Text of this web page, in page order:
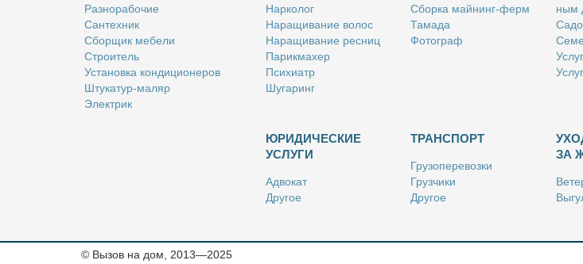
Раз­но­ра­бо­чие
Сан­тех­ник
Сбор­щик ме­бе­ли
Стро­и­тель
Уста­нов­ка кон­ди­ци­о­не­ров
Шту­ка­тур-ма­ляр
Элек­трик
Нар­ко­лог
На­ра­щи­ва­ние во­лос
На­ра­щи­ва­ние рес­ниц
Па­рик­махер
Пси­хи­атр
Шу­га­ринг
Сбор­ка май­нинг-ферм
Та­ма­да
Фо­то­граф
ным
ЮРИДИЧЕСКИЕ
УСЛУГИ
Адво­кат
Дру­гое
Ри­эл­тор
ТРАНСПОРТ
Гру­зо­пе­ре­воз­ки
Груз­чи­ки
Дру­гое
Так­си
ЗА
© Вызов на дом, 2013—2025